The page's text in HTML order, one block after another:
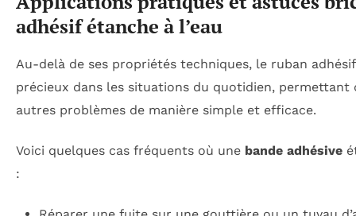
adhésif étanche à l’eau
Au-delà de ses propriétés techniques, le ruban
précieux dans les situations du quotidien, permettant
autres problèmes de manière simple et efficace.
Voici quelques cas fréquents où une bande adhésive
: